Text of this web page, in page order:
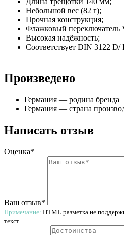
Небольшой вес (82 г);
Прочная конструкция;
Флажковый переключатель
Высокая надёжность;
Соответствует DIN 3122 D/
Произведено
Германия — родина бренда
Германия — страна
Написать отзыв
Оценка*
Ваш отзыв*
Примечание: HTML разметка не
текст.